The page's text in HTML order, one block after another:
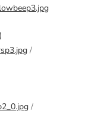
)
/
/